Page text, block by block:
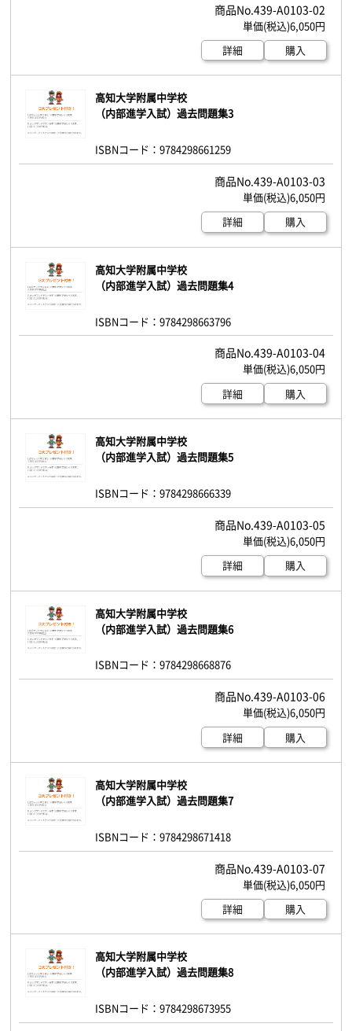
439-A0103-02
6,050円
詳細
購入
高知大学附属中学校
（内部進学入試）過去問題集3
ISBNコード：9784298661259
439-A0103-03
6,050円
詳細
購入
高知大学附属中学校
（内部進学入試）過去問題集4
ISBNコード：9784298663796
439-A0103-04
6,050円
詳細
購入
高知大学附属中学校
（内部進学入試）過去問題集5
ISBNコード：9784298666339
439-A0103-05
6,050円
詳細
購入
高知大学附属中学校
（内部進学入試）過去問題集6
ISBNコード：9784298668876
439-A0103-06
6,050円
詳細
購入
高知大学附属中学校
（内部進学入試）過去問題集7
ISBNコード：9784298671418
439-A0103-07
6,050円
詳細
購入
高知大学附属中学校
（内部進学入試）過去問題集8
ISBNコード：9784298673955